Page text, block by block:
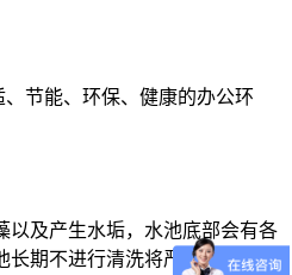
节能、环保、健康的办公环
以及产生水垢，水池底部会有各
长期不进行清洗将严重危害人们